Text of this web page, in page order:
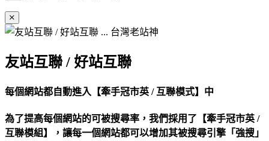
友站互聯 / 好站互聯
每個網站都自動進入【牽手冠市英 / 互聯模式】中
為了提高每個網站的可被搜尋率，我們採用了【牽手冠市英 /
互聯模組】，讓每一個網站都可以增加其被搜尋引擎「強搜」